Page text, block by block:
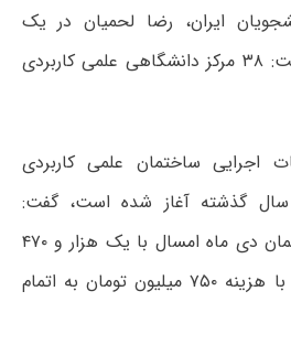
ایران، رضا لحمیان در یک
نشست خبری، اظهار داشت: ۳۸ مرکز دانشگاهی علمی کاربردی
اجرایی ساختمان علمی کاربردی
سال گذشته آغاز شده است، گفت:
عملیات اجرایی این ساختمان دی ماه امسال با یک هزار و ۴۷۰
مترمربع زیربنا در ۴ طبقه با هزینه ۷۵۰ میلیون تومان به اتمام